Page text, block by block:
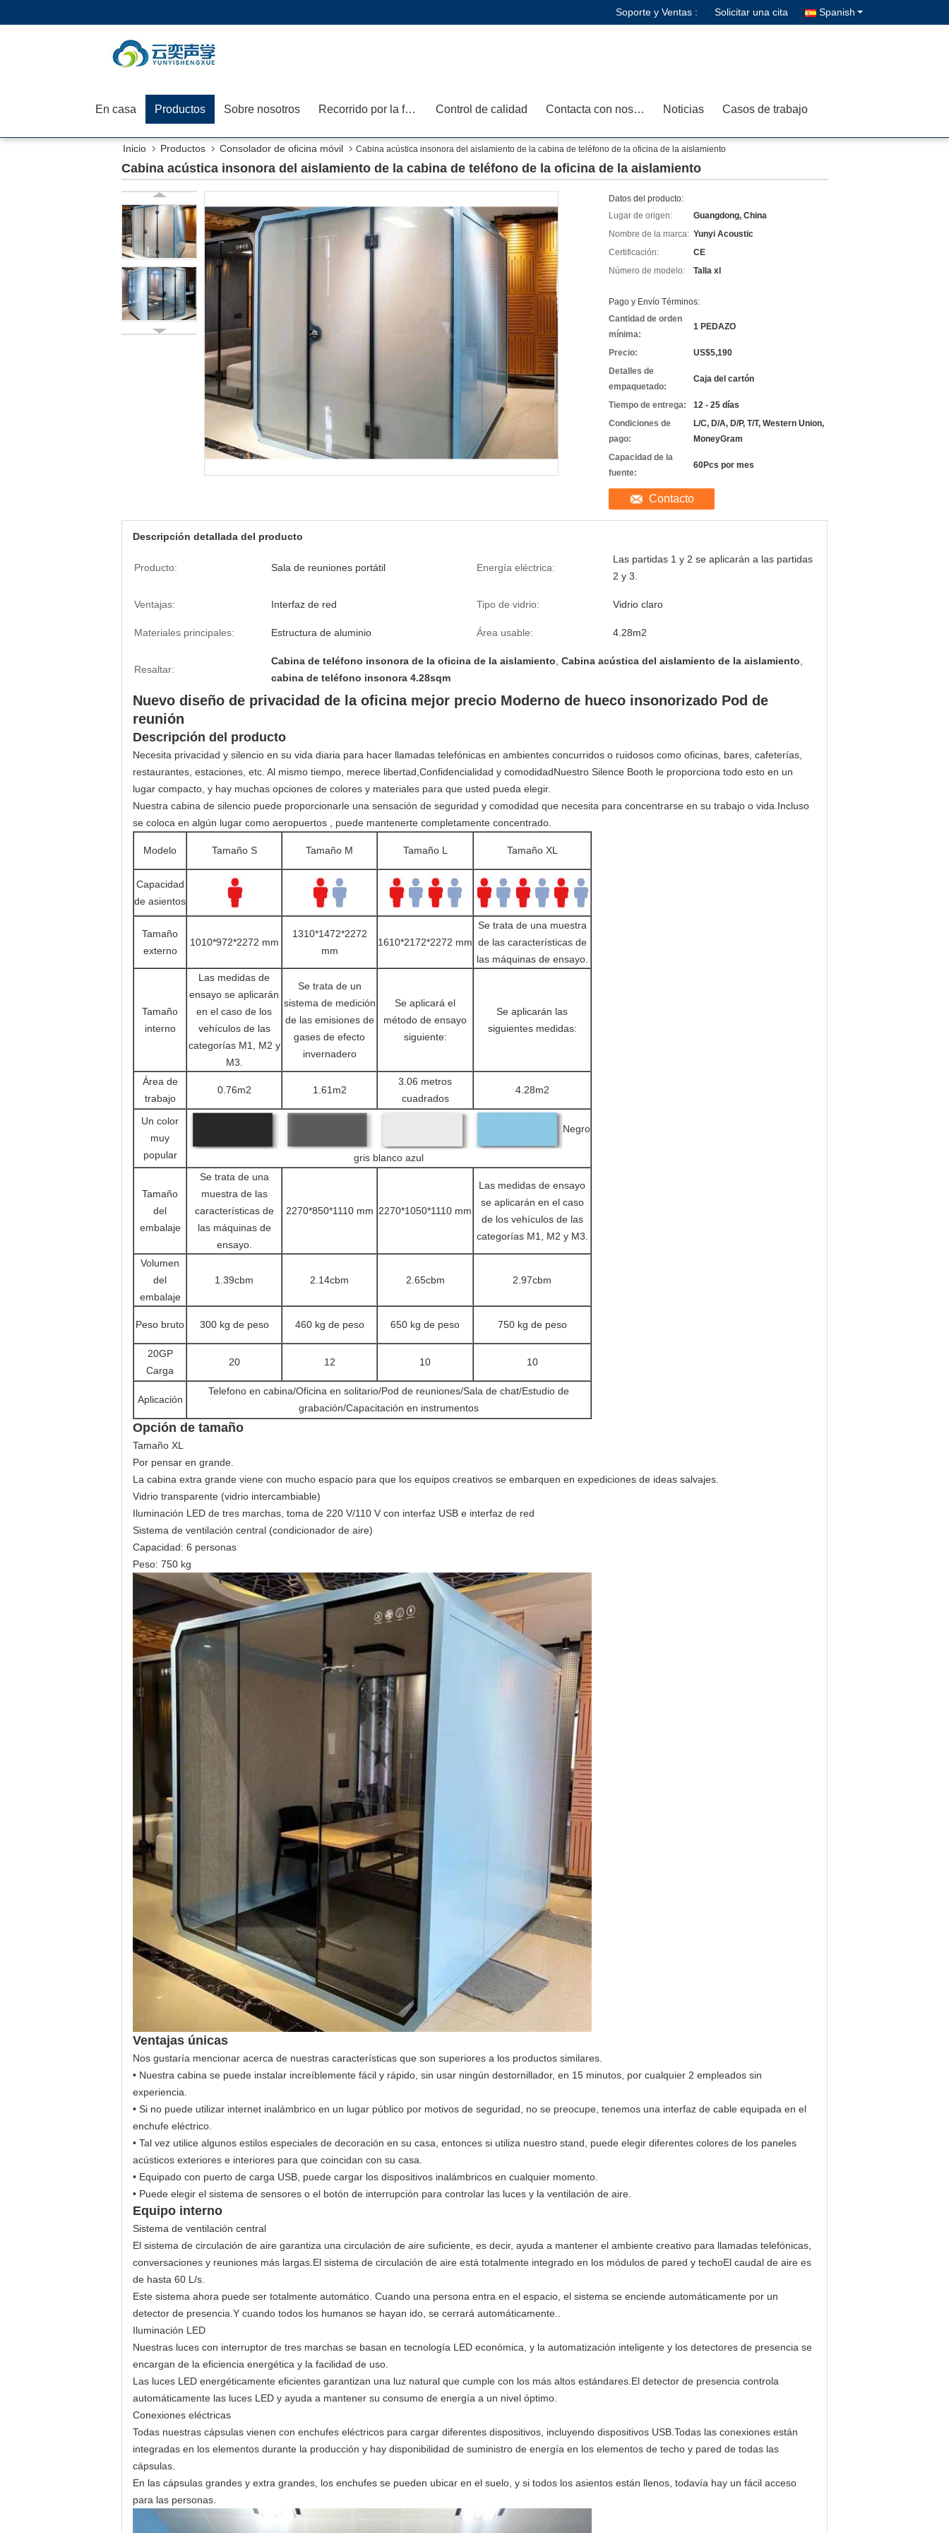
Soporte y Ventas : Solicitar una cita Spanish
En casa Productos Sobre nosotros Recorrido por la fábrica Control de calidad Contacta con nosotros Noticias Casos de trabajo
Inicio Productos Consolador de oficina móvil Cabina acústica insonora del aislamiento de la cabina de teléfono de la oficina de la aislamiento
Cabina acústica insonora del aislamiento de la cabina de teléfono de la oficina de la aislamiento
Datos del producto:
Lugar de origen:
Guangdong, China
Nombre de la marca: Yunyi Acoustic
Certificación:
CE
Número de modelo:
Talla xl
Pago y Envío Términos:
Cantidad de orden
mínima:
1 PEDAZO
Precio:
US$5,190
Detalles de
empaquetado:
Caja del cartón
Tiempo de entrega:
12 - 25 días
Condiciones de
pago:
L/C, D/A, D/P, T/T, Western Union,
MoneyGram
Capacidad de la
fuente:
60Pcs por mes
Contacto
Descripción detallada del producto
Producto: Sala de reuniones portátil Energía eléctrica:
Las partidas 1 y 2 se aplicarán a las partidas
2 y 3.
Ventajas: Interfaz de red Tipo de vidrio: Vidrio claro
Materiales principales: Estructura de aluminio Área usable: 4.28m2
Resaltar:
Cabina de teléfono insonora de la oficina de la aislamiento Cabina acústica del aislamiento de la aislamiento
cabina de teléfono insonora 4.28sqm
Nuevo diseño de privacidad de la oficina mejor precio Moderno de hueco insonorizado Pod de
reunión
Descripción del producto
Necesita privacidad y silencio en su vida diaria para hacer llamadas telefónicas en ambientes concurridos o ruidosos como oficinas, bares, cafeterías,
restaurantes, estaciones, etc. Al mismo tiempo, merece libertad,Confidencialidad y comodidadNuestro Silence Booth le proporciona todo esto en un
lugar compacto, y hay muchas opciones de colores y materiales para que usted pueda elegir.
Nuestra cabina de silencio puede proporcionarle una sensación de seguridad y comodidad que necesita para concentrarse en su trabajo o vida.Incluso
se coloca en algún lugar como aeropuertos , puede mantenerte completamente concentrado.
Modelo Tamaño S Tamaño M Tamaño L Tamaño XL
Capacidad
de asientos
Tamaño
externo
1010*972*2272 mm
1310*1472*2272
mm
1610*2172*2272 mm
Se trata de una muestra
de las características de
las máquinas de ensayo.
Tamaño
interno
Las medidas de
ensayo se aplicarán
en el caso de los
vehículos de las
categorías M1, M2 y
M3.
Se trata de un
sistema de medición
de las emisiones de
gases de efecto
invernadero
Se aplicará el
método de ensayo
siguiente:
Se aplicarán las
siguientes medidas:
Área de
trabajo
0.76m2 1.61m2
3.06 metros
cuadrados
4.28m2
Un color
muy
popular
Negro
gris blanco azul
Tamaño
del
embalaje
Se trata de una
muestra de las
características de
las máquinas de
ensayo.
2270*850*1110 mm 2270*1050*1110 mm
Las medidas de ensayo
se aplicarán en el caso
de los vehículos de las
categorías M1, M2 y M3.
Volumen
del
embalaje
1.39cbm 2.14cbm 2.65cbm 2.97cbm
Peso bruto 300 kg de peso 460 kg de peso 650 kg de peso 750 kg de peso
20GP
Carga
20 12 10 10
Aplicación
Telefono en cabina/Oficina en solitario/Pod de reuniones/Sala de chat/Estudio de
grabación/Capacitación en instrumentos
Opción de tamaño
Tamaño XL
Por pensar en grande.
La cabina extra grande viene con mucho espacio para que los equipos creativos se embarquen en expediciones de ideas salvajes.
Vidrio transparente (vidrio intercambiable)
Iluminación LED de tres marchas, toma de 220 V/110 V con interfaz USB e interfaz de red
Sistema de ventilación central (condicionador de aire)
Capacidad: 6 personas
Peso: 750 kg
Ventajas únicas
Nos gustaría mencionar acerca de nuestras características que son superiores a los productos similares.
• Nuestra cabina se puede instalar increíblemente fácil y rápido, sin usar ningún destornillador, en 15 minutos, por cualquier 2 empleados sin
experiencia.
• Si no puede utilizar internet inalámbrico en un lugar público por motivos de seguridad, no se preocupe, tenemos una interfaz de cable equipada en el
enchufe eléctrico.
• Tal vez utilice algunos estilos especiales de decoración en su casa, entonces si utiliza nuestro stand, puede elegir diferentes colores de los paneles
acústicos exteriores e interiores para que coincidan con su casa.
• Equipado con puerto de carga USB, puede cargar los dispositivos inalámbricos en cualquier momento.
• Puede elegir el sistema de sensores o el botón de interrupción para controlar las luces y la ventilación de aire.
Equipo interno
Sistema de ventilación central
El sistema de circulación de aire garantiza una circulación de aire suficiente, es decir, ayuda a mantener el ambiente creativo para llamadas telefónicas,
conversaciones y reuniones más largas.El sistema de circulación de aire está totalmente integrado en los módulos de pared y techoEl caudal de aire es
de hasta 60 L/s.
Este sistema ahora puede ser totalmente automático. Cuando una persona entra en el espacio, el sistema se enciende automáticamente por un
detector de presencia.Y cuando todos los humanos se hayan ido, se cerrará automáticamente..
Iluminación LED
Nuestras luces con interruptor de tres marchas se basan en tecnología LED económica, y la automatización inteligente y los detectores de presencia se
encargan de la eficiencia energética y la facilidad de uso.
Las luces LED energéticamente eficientes garantizan una luz natural que cumple con los más altos estándares.El detector de presencia controla
automáticamente las luces LED y ayuda a mantener su consumo de energía a un nivel óptimo.
Conexiones eléctricas
Todas nuestras cápsulas vienen con enchufes eléctricos para cargar diferentes dispositivos, incluyendo dispositivos USB.Todas las conexiones están
integradas en los elementos durante la producción y hay disponibilidad de suministro de energía en los elementos de techo y pared de todas las
cápsulas.
En las cápsulas grandes y extra grandes, los enchufes se pueden ubicar en el suelo, y si todos los asientos están llenos, todavía hay un fácil acceso
para las personas.